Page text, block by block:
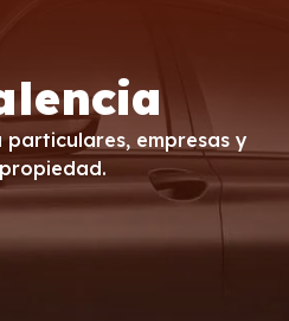
particulares, empresas y